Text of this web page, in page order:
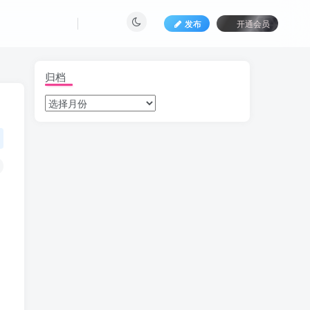
发布 开通会员
归档